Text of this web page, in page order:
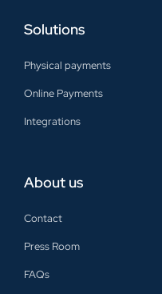
Solutions
Physical payments
Online Payments
Integrations
About us
Contact
Press Room
FAQs